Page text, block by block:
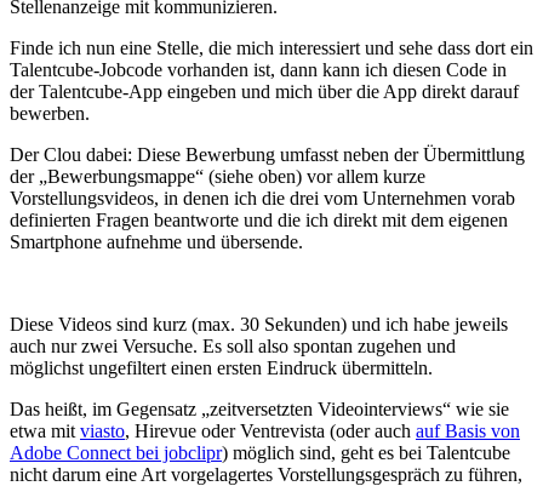
Stellenanzeige mit kommunizieren.
Finde ich nun eine Stelle, die mich interessiert und sehe dass dort ein
Talentcube-Jobcode vorhanden ist, dann kann ich diesen Code in
der Talentcube-App eingeben und mich über die App direkt darauf
bewerben.
Der Clou dabei: Diese Bewerbung umfasst neben der Übermittlung
der „Bewerbungsmappe“ (siehe oben) vor allem kurze
Vorstellungsvideos, in denen ich die drei vom Unternehmen vorab
definierten Fragen beantworte und die ich direkt mit dem eigenen
Smartphone aufnehme und übersende.
Diese Videos sind kurz (max. 30 Sekunden) und ich habe jeweils
auch nur zwei Versuche. Es soll also spontan zugehen und
möglichst ungefiltert einen ersten Eindruck übermitteln.
Das heißt, im Gegensatz „zeitversetzten Videointerviews“ wie sie
etwa mit viasto, Hirevue oder Ventrevista (oder auch auf Basis von
Adobe Connect bei jobclipr) möglich sind, geht es bei Talentcube
nicht darum eine Art vorgelagertes Vorstellungsgespräch zu führen,